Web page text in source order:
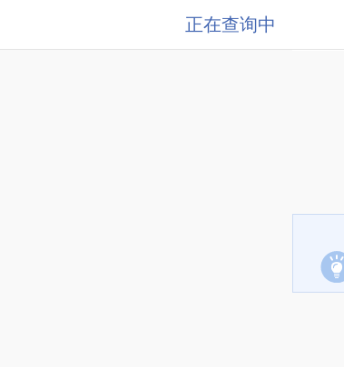
正在查询中